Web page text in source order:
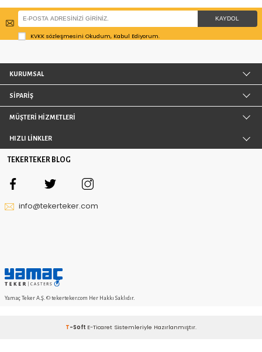
Alınan yedek tekerlerin mutlaka kullanılacak alana
gerekir. El arabası tekeri alırken dolgu teker veya
edilebilir. Orijinal yedek tekerlek kullanımı bu
Parçaların işlevini güvenle yerine getirmesi için
tekerlek vardır. Bu ürünler arasından kullanım
olanlardan yana seçim yapabilirsiniz. Geçmişten
gelen transpalet tekerleği, iş yükünü hafifletmek adına
araçların başında gelen transpalette kullanılır.
geniş olan bu ürünlerle araçlar çok daha işlevsel bir hal
KURUMSAL
SİPARİŞ